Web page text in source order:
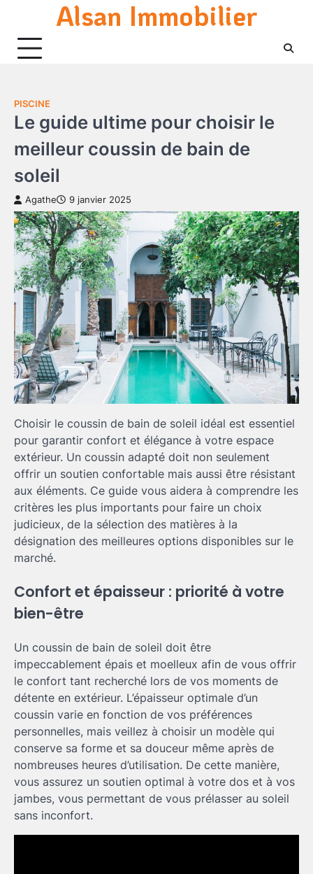
content
Alsan Immobilier
PISCINE
Le guide ultime pour choisir le
meilleur coussin de bain de
soleil
Agathe 9 janvier 2025
Choisir le coussin de bain de soleil idéal est essentiel
pour garantir confort et élégance à votre espace
extérieur. Un coussin adapté doit non seulement
offrir un soutien confortable mais aussi être résistant
aux éléments. Ce guide vous aidera à comprendre les
critères les plus importants pour faire un choix
judicieux, de la sélection des matières à la
désignation des meilleures options disponibles sur le
marché.
Confort et épaisseur : priorité à votre
bien-être
Un coussin de bain de soleil doit être
impeccablement épais et moelleux afin de vous offrir
le confort tant recherché lors de vos moments de
détente en extérieur. L’épaisseur optimale d’un
coussin varie en fonction de vos préférences
personnelles, mais veillez à choisir un modèle qui
conserve sa forme et sa douceur même après de
nombreuses heures d’utilisation. De cette manière,
vous assurez un soutien optimal à votre dos et à vos
jambes, vous permettant de vous prélasser au soleil
sans inconfort.